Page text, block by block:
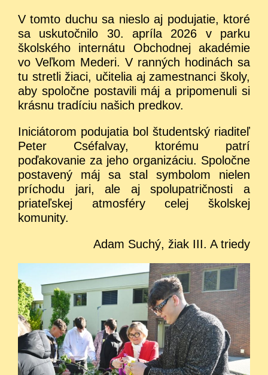
V tomto duchu sa nieslo aj podujatie, ktoré
sa uskutočnilo 30. apríla 2026 v parku
školského internátu Obchodnej akadémie
vo Veľkom Mederi. V ranných hodinách sa
tu stretli žiaci, učitelia aj zamestnanci školy,
aby spoločne postavili máj a pripomenuli si
krásnu tradíciu našich predkov.
Iniciátorom podujatia bol študentský riaditeľ
Peter Cséfalvay, ktorému patrí
poďakovanie za jeho organizáciu. Spoločne
postavený máj sa stal symbolom nielen
príchodu jari, ale aj spolupatričnosti a
priateľskej atmosféry celej školskej
komunity.
Adam Suchý, žiak III. A triedy